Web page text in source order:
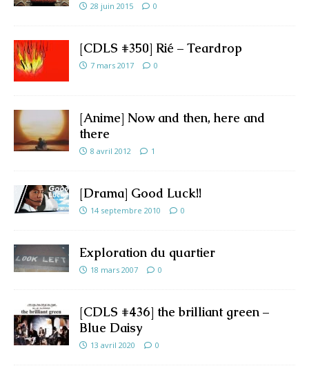
28 juin 2015 0
[CDLS #350] Rié – Teardrop
7 mars 2017 0
[Anime] Now and then, here and
there
8 avril 2012 1
[Drama] Good Luck!!
14 septembre 2010 0
Exploration du quartier
18 mars 2007 0
[CDLS #436] the brilliant green –
Blue Daisy
13 avril 2020 0